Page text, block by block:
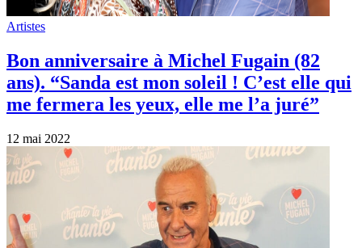
Artistes
Bon anniversaire à Michel Fugain (82
ans). “Sanda est mon soleil ! C’est elle qui
me fermera les yeux, elle me l’a juré”
12 mai 2022